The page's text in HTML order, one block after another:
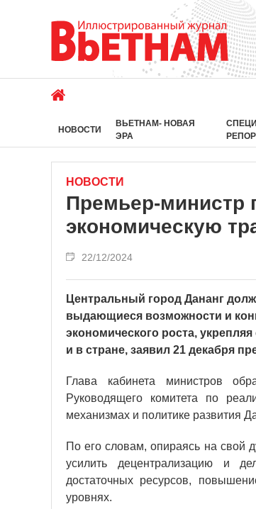
НОВОСТИ
ВЬЕТНАМ- НОВАЯ
ЭРА
НОВОСТИ
Премьер-министр
экономическую
22/12/2024
Центральный город Дананг
выдающиеся возможности и
экономического роста,
и в стране, заявил 21 декабря
Глава кабинета министров
Руководящего комитета по
механизмах и политике развития
По его словам, опираясь на свой
усилить децентрализацию и
достаточных ресурсов,
уровнях.